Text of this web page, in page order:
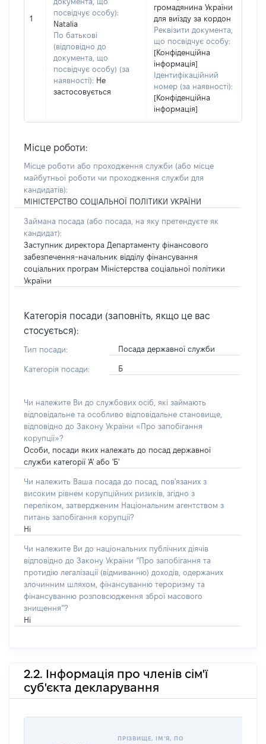
1
посвідчує особу):
Natalia
По батькові
(відповідно до
документа, що
посвідчує особу) (за
наявності): Не
застосовується
громадянина України
для виїзду за кордон
Реквізити документа,
що посвідчує особу:
[Конфіденційна
інформація]
Ідентифікаційний
номер (за наявності):
[Конфіденційна
інформація]
Місце роботи:
Місце роботи або проходження служби (або місце
майбутньої роботи чи проходження служби для
кандидатів):
МІНІСТЕРСТВО СОЦІАЛЬНОЇ ПОЛІТИКИ УКРАЇНИ
Займана посада (або посада, на яку претендуєте як
кандидат):
Заступник директора Департаменту фінансового
забезпечення-начальник відділу фінансування
соціальних програм Міністерства соціальної політики
України
Категорія посади (заповніть, якщо це вас
стосується):
Тип посади: Посада державної служби
Категорія посади: Б
Чи належите Ви до службових осіб, які займають
відповідальне та особливо відповідальне становище,
відповідно до Закону України «Про запобігання
корупції»?
Особи, посади яких належать до посад державної
служби категорії 'А' або 'Б'
Чи належить Ваша посада до посад, пов'язаних з
високим рівнем корупційних ризиків, згідно з
переліком, затвердженим Національним агентством з
питань запобігання корупції?
Ні
Чи належите Ви до національних публічних діячів
відповідно до Закону України “Про запобігання та
протидію легалізації (відмиванню) доходів, одержаних
злочинним шляхом, фінансуванню тероризму та
фінансуванню розповсюдження зброї масового
знищення”?
Ні
2.2. Інформація про членів сім'ї
суб'єкта декларування
ПРІЗВИЩЕ, ІМʼЯ, ПО